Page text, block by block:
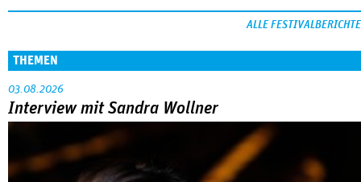
ALLE FESTIVALBERICHTE
THEMEN
03.08.2026
Interview mit Sandra Wollner